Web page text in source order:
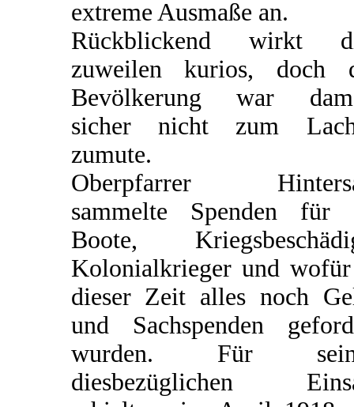
extreme Ausmaße an.
Rückblickend wirkt
zuweilen kurios, doch
Bevölkerung war
sicher nicht zum
zumute.
Oberpfarrer
sammelte Spenden für
Boote,
Kolonialkrieger und
dieser Zeit alles noch
und Sachspenden
wurden. Für
diesbezüglichen